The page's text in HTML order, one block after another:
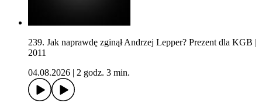
239. Jak naprawdę zginął Andrzej Lepper? Prezent dla KGB |
2011
04.08.2026
2 godz. 3 min.